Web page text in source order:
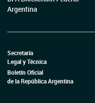
Argentina
Secretaría
Legal y Técnica
Boletín Oficial
de la República Argentina